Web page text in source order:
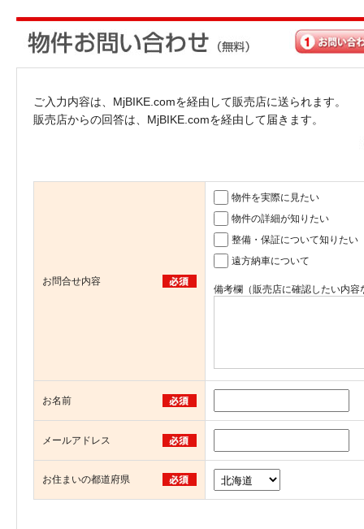
ご入力内容は、MjBIKE.comを経由して販売店に送られます。
販売店からの回答は、MjBIKE.comを経由して届きます。
お問合せ内容
物件を実際に見たい
物件の詳細が知りたい
整備・保証について知りたい
遠方納車について
備考欄（販売店に確認したい内
お名前
メールアドレス
お住まいの都道府県